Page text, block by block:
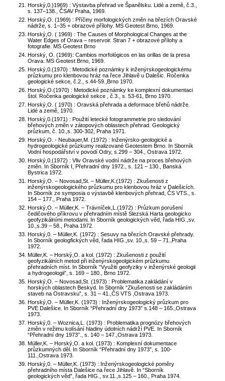
Horský,0.)1969) : Výstavba přehrad ve Španělsku. Lidé a země, č.3.,
s. 137–138., ČSAV Praha, 1969.
Horský,O. (1969) : Příčiny morfologických změn na březích Oravské
nádrže, s. 1–35 + obrazové přílohy. MS Geotest Brno, 1969.
Horský,O. ( 1969) : The Causes of Morphological Changes at the
Water Edges of Orava – reservoir. Stran 7 + obrazové přílohy a
fotografie. MS Geotest Brno
Horský, O. (1969): Cambios morfológicos en las orillas de la presa
Orava. MS Geotest Brno, 1969.
Horský,0.(1970) : Metodické poznámky k inženýrskogeologickému
průzkumu pro klenbovou hráz na řece Jihlavě u Dalešic. Ročenka
geologické sekce, č.2., s.44-59.,Brno 1970.
Horský,O.(1970) : Metodické poznámky ke komplexní dokumentaci
štol. Ročenka geologické sekce , č.3., s. 53-61, Brno 1970.
Horský,O. ( 1970) : Oravská přehrada a deformace břehů nádrže.
Lidé a země, 1970.
Horský,0.(1971) : Použití letecké fotogrammetrie pro sledování
břehových změn v zátopových oblastech přehrad. Geologický
průzkum, č. 10.,s. 300-302, Praha 1971.
Horský,O. - Neubauer,M. (1972) : Inženýrsko-geologické a
hydrogeologické průzkumy realizované Geotestem Brno. In Sborník
Vodní hospodářství v povodí Odry, s.299 – 304., Ostrava 1972.
Horský,0.(1972) : Vliv Oravské vodní nádrže na proces břehových
změn. In Sborník I, Přehradní dny 1972., s. 121 – 130., Banská
Bystrica 1972.
Horský,O. – Novosad,St. – Müller,K.(1972) : Zkušenosti z
inženýrskogeologického průzkumu pro klenbovou hráz v Dalešicích.
In Sborník ze symposia o výstavbě klenbových přehrad, ČS VTS., s.
154 – 177., Praha 1972.
Horský,O. – Müller,K. – Trávníček,L.(1972) : Průzkum porušení
čedičového příkrovu v přehradním místě Slezská Harta geologicko
geofyzikálními metodami. In Sborník geologických věd, řada HIG.,sv.
10.,s.39 – 58., Praha 1972.
Horský,0. – Müller,K. (1972) : Sesuvy na březích Oravské přehrady.
In Sborník geologfických věd, řada HIG.,sv. 10.,s. 59 – 71.,Praha
1972.
Müller,K. – Horský,O. a kol. (1972) : Zkušenosti z použití
geofyzikálních metod při inženýrskogeolgickém průzkumu
přehradních míst. In Sborník “Využití geofyziky v inženýrské geologii
a hydrogeologii”, s. 169 – 180., Brno 1972.
Horský,O. – Novosad,St. (1973) : Problematika zakládání v
horských oblastech Beskyd. In Sborník “Zkušenosti se zakládáním
staveb na Ostravsku”, s. 31 – 41.,ČS VTS ,Ostrava 1973.
Horský,O. – Müller,K. (1973) : Inženýrskogeologický průzkum pro
PVE Dalešice. In Sborník “Přehradní dny 1973” s.148 – 165.,Ostrava
1973.
Horský,0. – Woznica,L. (1973) : Problematika prognózy břehových
změn v režimu kolísání hladiny údolních nádrží PVE. In Sborník
“Přehradní dny 1973”., s. 140 – 147.,Ostrava 1973.
Müller,K. – Horský,O. a kol. (1973) : Komplexní dokumentace
průzkumných děl. In Sborník “Přehradní dny 1973”, s. 100-
111.,Ostrava 1973.
Horský,0. – Müller,K. (1973) : Inženýrskogeologické poměry
přehradního místa Dalešice na řece Jihlavě. In “Sborník
geologických věd”, řada HIG., sv.11.,s.125 – 160., Praha 1974.